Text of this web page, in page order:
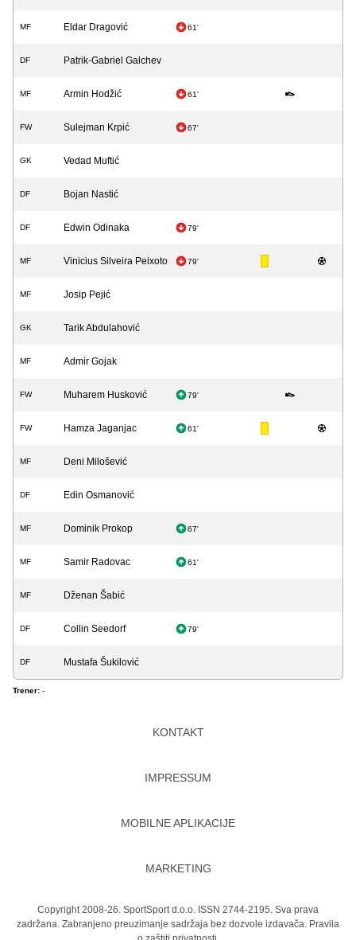
MF Eldar Dragović 61'
DF Patrik-Gabriel Galchev
MF Armin Hodžić 61'
FW Sulejman Krpić 67'
GK Vedad Muftić
DF Bojan Nastić
DF Edwin Odinaka 79'
MF Vinicius Silveira Peixoto 79'
MF Josip Pejić
GK Tarik Abdulahović
MF Admir Gojak
FW Muharem Husković 79'
FW Hamza Jaganjac 61'
MF Deni Milošević
DF Edin Osmanović
MF Dominik Prokop 67'
MF Samir Radovac 61'
MF Dženan Šabić
DF Collin Seedorf 79'
DF Mustafa Šukilović
Trener: -
KONTAKT
IMPRESSUM
MOBILNE APLIKACIJE
MARKETING
Copyright 2008-26. SportSport d.o.o. ISSN 2744-2195. Sva prava
zadržana. Zabranjeno preuzimanje sadržaja bez dozvole izdavača. Pravila